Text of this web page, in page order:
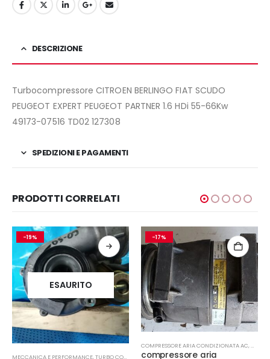
DESCRIZIONE
Turbocompressore CITROEN BERLINGO FIAT SCUDO
PEUGEOT EXPERT PEUGEOT PARTNER 1.6 HDi 55-66Kw
49173-07516 TD02 127308
SPEDIZIONI E PAGAMENTI
PRODOTTI CORRELATI
-19%
ESAURITO
MECCANICA E PERFORMANCE,TURBO COMPRESSORE- TURBINA
-17%
COMPRESSORE ARIA CONDIZIONATA AC,
compressore aria